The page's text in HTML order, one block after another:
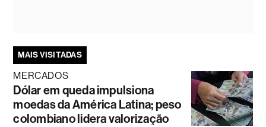
MAIS VISITADAS
MERCADOS
Dólar em queda impulsiona
moedas da América Latina; peso
colombiano lidera valorização